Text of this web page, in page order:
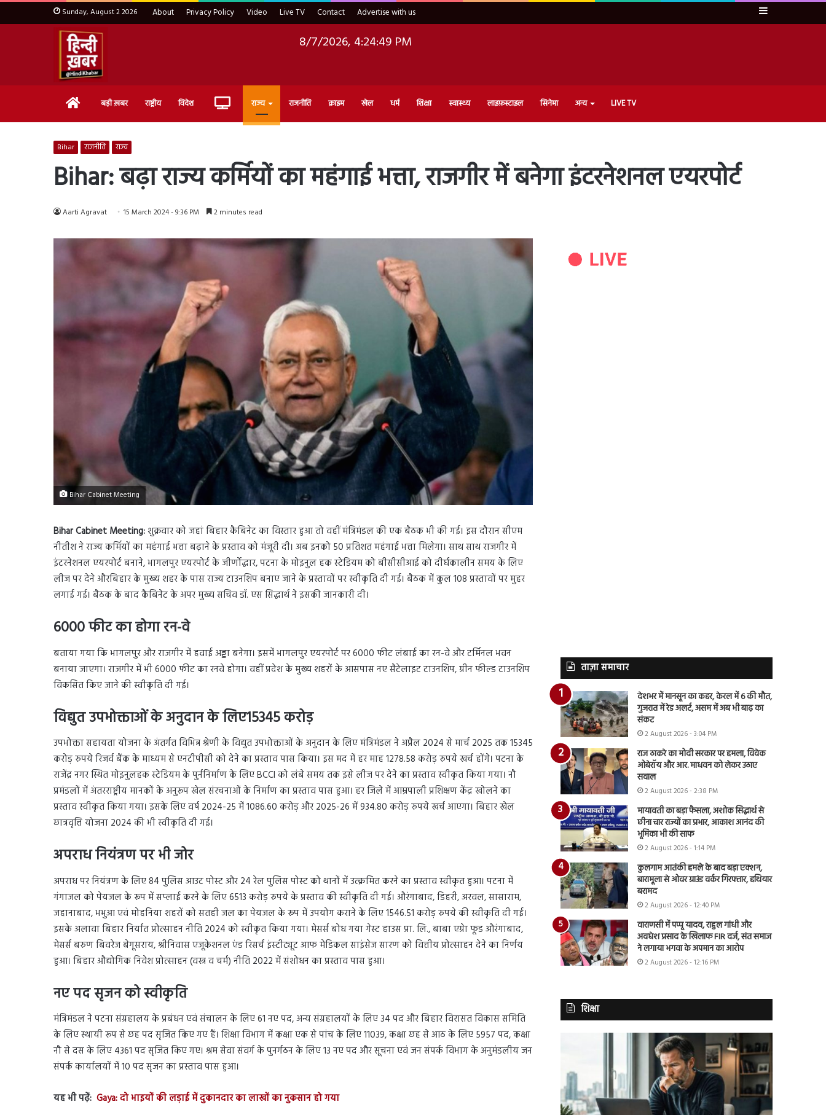
Sunday, August 2 2026 About Privacy Policy Video Live TV Contact Advertise with us Sidebar
8/7/2026, 4:24:51 PM
Home बड़ी ख़बर राष्ट्रीय विदेश Live राज्य राजनीति क्राइम खेल धर्म शिक्षा स्वास्थ्य लाइफ़स्टाइल सिनेमा अन्य LIVE TV
Bihar राजनीति राज्य
Bihar: बढ़ा राज्य कर्मियों का महंगाई भत्ता, राजगीर में बनेगा इंटरनेशनल एयरपोर्ट
Aarti Agravat 15 March 2024 - 9:36 PM 2 minutes read
Bihar Cabinet Meeting
Bihar Cabinet Meeting:शुक्रवार को जहां बिहार कैबिनेट का विस्तार हुआ तो वहीं मंत्रिमंडल की एक बैठक भी की गई। इस दौरान सीएम
नीतीश ने राज्य कर्मियों का महंगाई भत्ता बढ़ाने के प्रस्ताव को मंजूरी दी। अब इनको 50 प्रतिशत महंगाई भत्ता मिलेगा। साथ साथ राजगीर में
इंटरनेशनल एयरपोर्ट बनाने, भागलपुर एयरपोर्ट के जीर्णोद्धार, पटना के मोइनुल हक स्टेडियम को बीसीसीआई को दीर्घकालीन समय के लिए
लीज पर देने औरबिहार के मुख्य शहर के पास राज्य टाउनशिप बनाए जाने के प्रस्तावों पर स्वीकृति दी गई। बैठक में कुल 108 प्रस्तावों पर मुहर
लगाई गई। बैठक के बाद कैबिनेट के अपर मुख्य सचिव डॉ. एस सिद्धार्थ ने इसकी जानकारी दी।
6000 फीट का होगा रन-वे
बताया गया कि भागलपुर और राजगीर में हवाई अड्डा बनेगा। इसमें भागलपुर एयरपोर्ट पर 6000 फीट लंबाई का रन-वे और टर्मिनल भवन
बनाया जाएगा। राजगीर में भी 6000 फीट का रनवे होगा। वहीं प्रदेश के मुख्य शहरों के आसपास नए सैटेलाइट टाउनशिप, ग्रीन फील्ड टाउनशिप
विकसित किए जाने की स्वीकृति दी गई।
विद्युत उपभोक्ताओं के अनुदान के लिए15345 करोड़
उपभोक्ता सहायता योजना के अंतर्गत विभिन्न श्रेणी के विद्युत उपभोक्ताओं के अनुदान के लिए मंत्रिमंडल ने अप्रैल 2024 से मार्च 2025 तक 15345
करोड़ रुपये रिजर्व बैंक के माध्यम से एनटीपीसी को देने का प्रस्ताव पास किया। इस मद में हर माह 1278.58 करोड़ रुपये खर्च होंगे। पटना के
राजेंद्र नगर स्थित मोइनुलहक स्टेडियम के पुर्ननिर्माण के लिए BCCI को लंबे समय तक इसे लीज पर देने का प्रस्ताव स्वीकृत किया गया। नौ
प्रमंडलों में अंतरराष्ट्रीय मानकों के अनुरूप खेल संरचनाओं के निर्माण का प्रस्ताव पास हुआ। हर जिले में आम्रपाली प्रशिक्षण केंद्र खोलने का
प्रस्ताव स्वीकृत किया गया। इसके लिए वर्ष 2024-25 में 1086.60 करोड़ और 2025-26 में 934.80 करोड़ रुपये खर्च आएगा। बिहार खेल
छात्रवृत्ति योजना 2024 की भी स्वीकृति दी गई।
अपराध नियंत्रण पर भी जोर
अपराध पर नियंत्रण के लिए 84 पुलिस आउट पोस्ट और 24 रेल पुलिस पोस्ट को थानों में उत्क्रमित करने का प्रस्ताव स्वीकृत हुआ। पटना में
गंगाजल को पेयजल के रूप में सप्लाई करने के लिए 6513 करोड़ रुपये के प्रस्ताव की स्वीकृति दी गई। औरंगाबाद, डिहरी, अरवल, सासाराम,
जहानाबाद, भभुआ एवं मोहनिया शहरों को सतही जल का पेयजल के रूप में उपयोग कराने के लिए 1546.51 करोड़ रुपये की स्वीकृति दी गई।
इसके अलावा बिहार निर्यात प्रोत्साहन नीति 2024 को स्वीकृत किया गया। मेसर्स बोध गया गेस्ट हाउस प्रा. लि., बाबा एग्रेा फूड औरंगाबाद,
मेसर्स बरुण बिवरेज बेगूसराय, श्रीनिवास एजूकेशनल एंड रिसर्च इंस्टीट्यूट आफ मेडिकल साइंसेज सारण को वित्तीय प्रोत्साहन देने का निर्णय
हुआ। बिहार औद्योगिक निवेश प्रोत्साहन (वस्त्र व चर्म) नीति 2022 में संशोधन का प्रस्ताव पास हुआ।
नए पद सृजन को स्वीकृति
मंत्रिमंडल ने पटना संग्रहालय के प्रबंधन एवं संचालन के लिए 61 नए पद, अन्य संग्रहालयों के लिए 34 पद और बिहार विरासत विकास समिति
के लिए स्थायी रूप से छह पद सृजित किए गए हैं। शिक्षा विभाग में कक्षा एक से पांच के लिए 11039, कक्षा छह से आठ के लिए 5957 पद, कक्षा
नौ से दस के लिए 4361 पद सृजित किए गए। श्रम सेवा संवर्ग के पुनर्गठन के लिए 13 नए पद और सूचना एवं जन संपर्क विभाग के अनुमंडलीय जन
संपर्क कार्यालयों में 10 पद सृजन का प्रस्ताव पास हुआ।
यह भी पढ़ें: Gaya: दो भाइयों की लड़ाई में दुकानदार का लाखों का नुकसान हो गया
ताज़ा समाचार
देशभर में मानसून का कहर, केरल में 6 की मौत,
गुजरात में रेड अलर्ट, असम में अब भी बाढ़ का
संकट
2 August 2026 - 3:04 PM
राज ठाकरे का मोदी सरकार पर हमला, विवेक
ओबेरॉय और आर. माधवन को लेकर उठाए
सवाल
2 August 2026 - 2:38 PM
मायावती का बड़ा फैसला, अशोक सिद्धार्थ से
छीना चार राज्यों का प्रभार, आकाश आनंद की
भूमिका भी की साफ
2 August 2026 - 1:14 PM
कुलगाम आतंकी हमले के बाद बड़ा एक्शन,
बारामूला से ओवर ग्राउंड वर्कर गिरफ्तार, हथियार
बरामद
2 August 2026 - 12:40 PM
वाराणसी में पप्पू यादव, राहुल गांधी और
अवधेश प्रसाद के खिलाफ FIR दर्ज, संत समाज
ने लगाया भगवा के अपमान का आरोप
2 August 2026 - 12:16 PM
शिक्षा